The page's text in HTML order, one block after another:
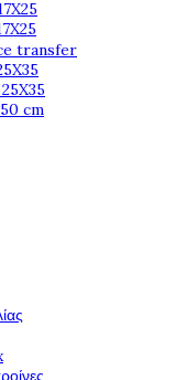
transfer
cm